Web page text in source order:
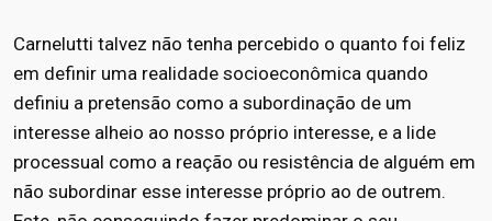
Carnelutti talvez não tenha percebido o quanto foi feliz
em definir uma realidade socioeconômica quando
definiu a pretensão como a subordinação de um
interesse alheio ao nosso próprio interesse, e a lide
processual como a reação ou resistência de alguém em
não subordinar esse interesse próprio ao de outrem.